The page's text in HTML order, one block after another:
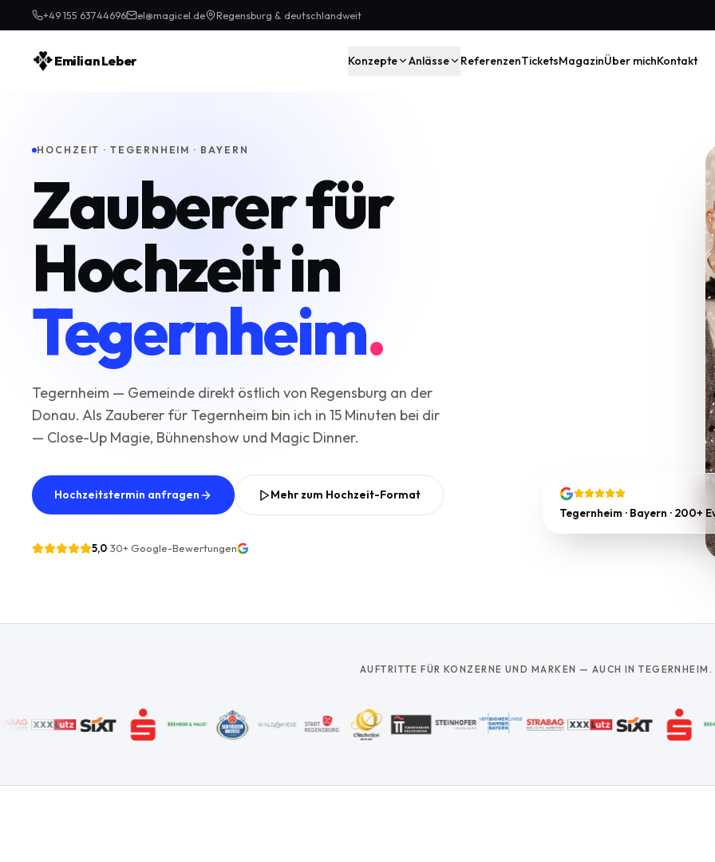
+49 155 63744696 el@magicel.de Regensburg & deutschlandweit
Emilian Leber Konzepte Anlässe ReferenzenTicketsMagazinÜber michKontakt
HOCHZEIT · TEGERNHEIM · BAYERN
Zauberer für
Hochzeit in
Tegernheim.
Tegernheim — Gemeinde direkt östlich von Regensburg an der
Donau. Als Zauberer für Tegernheim bin ich in 15 Minuten bei dir
— Close-Up Magie, Bühnenshow und Magic Dinner.
Hochzeitstermin anfragen Mehr zum Hochzeit-Format
5,0·30+Google-Bewertungen
Tegernheim · Bayern · 200+
AUFTRITTE FÜR KONZERNE UND MARKEN — AUCH IN TEGERNHEIM.